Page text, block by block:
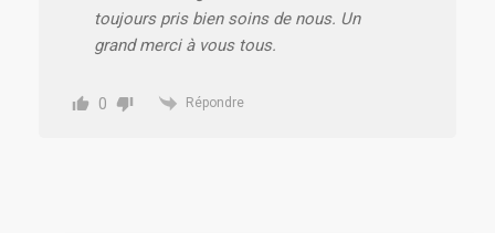
toujours pris bien soins de nous. Un
grand merci à vous tous.
0 Répondre